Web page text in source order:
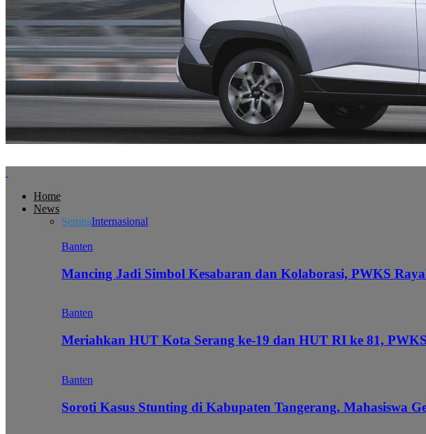
Home
News
SemuaInternasional
Banten
Mancing Jadi Simbol Kesabaran dan Kolaborasi, PWKS
Banten
Meriahkan HUT Kota Serang ke-19 dan HUT RI ke 81,
Banten
Soroti Kasus Stunting di Kabupaten Tangerang, Mahasiswa